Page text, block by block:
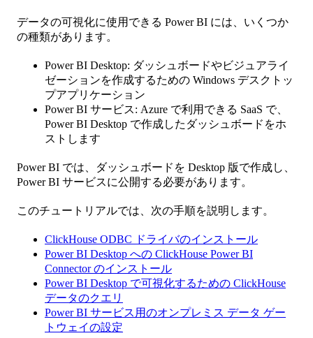
データの可視化に使用できる Power BI には、いくつか
の種類があります。
Power BI Desktop: ダッシュボードやビジュアライ
ゼーションを作成するための Windows デスクトッ
プアプリケーション
Power BI サービス: Azure で利用できる SaaS で、
Power BI Desktop で作成したダッシュボードをホ
ストします
Power BI では、ダッシュボードを Desktop 版で作成し、
Power BI サービスに公開する必要があります。
このチュートリアルでは、次の手順を説明します。
ClickHouse ODBC ドライバのインストール
Power BI Desktop への ClickHouse Power BI
Connector のインストール
Power BI Desktop で可視化するための ClickHouse
データのクエリ
Power BI サービス用のオンプレミス データ ゲー
トウェイの設定